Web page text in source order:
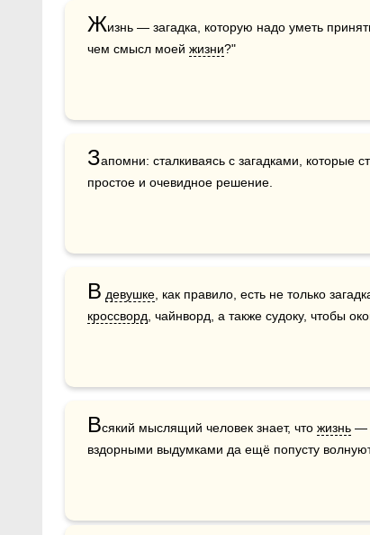
Жизнь — загадка, которую надо уметь
чем смысл моей жизни?"
Запомни: сталкиваясь с загадками, которые
простое и очевидное решение.
В девушке
кроссворд , чайнворд, а также судоку, чтобы
Всякий мыслящий человек знает, что жизнь —
вздорными выдумками да ещё попусту